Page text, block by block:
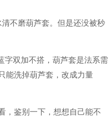
不磨葫芦套。但是还没被秒
字双加不搭，葫芦套是法系需
能洗掉葫芦套，改成力量
，鉴别一下，想想自己能不